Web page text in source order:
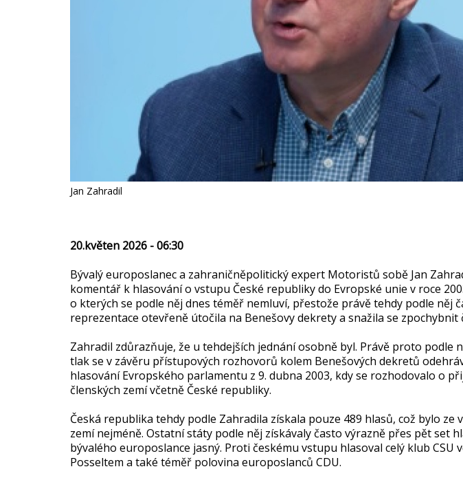
Jan Zahradil
20.květen 2026 - 06:30
Bývalý europoslanec a zahraničněpolitický expert Motoristů sobě Jan
komentář k hlasování o vstupu České republiky do Evropské unie v roce
o kterých se podle něj dnes téměř nemluví, přestože právě tehdy podle něj
reprezentace otevřeně útočila na Benešovy dekrety a snažila se zpochybnit
Zahradil zdůrazňuje, že u tehdejších jednání osobně byl. Právě proto podle
tlak se v závěru přístupových rozhovorů kolem Benešových dekretů
hlasování Evropského parlamentu z 9. dubna 2003, kdy se rozhodovalo o
členských zemí včetně České republiky.
Česká republika tehdy podle Zahradila získala pouze 489 hlasů, což bylo ze
zemí nejméně. Ostatní státy podle něj získávaly často výrazně přes pět set
bývalého europoslance jasný. Proti českému vstupu hlasoval celý klub CSU
Posseltem a také téměř polovina europoslanců CDU.